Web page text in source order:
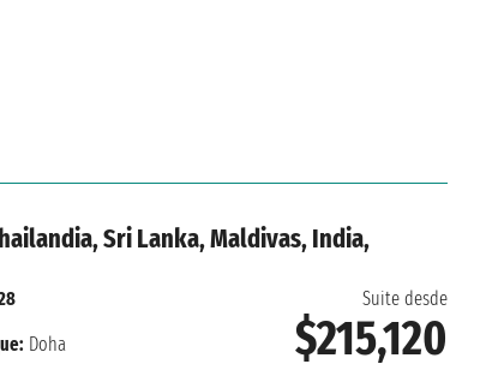
Sri Lanka, Maldivas, India,
Suite desde
$215,120
Doha